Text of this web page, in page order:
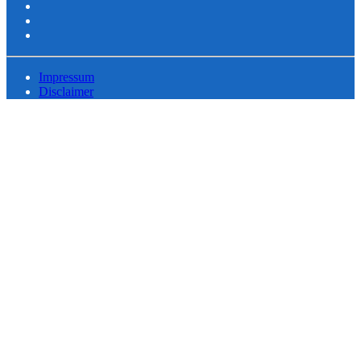
Impressum
Disclaimer